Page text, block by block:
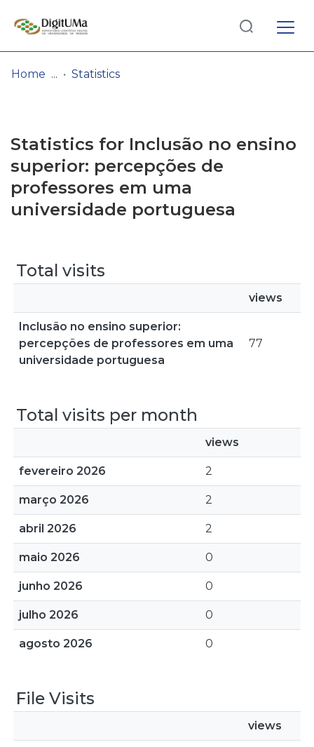
Browse repository
Entities
Log
In(current)
Home Statistics
Statistics for Inclusão no ensino
superior: percepções de
professores em uma
universidade portuguesa
Total visits
views
Inclusão no ensino superior:
percepções de professores em uma
universidade portuguesa
77
Total visits per month
views
fevereiro 2026 2
março 2026 2
abril 2026 2
maio 2026 0
junho 2026 0
julho 2026 0
agosto 2026 0
File Visits
views